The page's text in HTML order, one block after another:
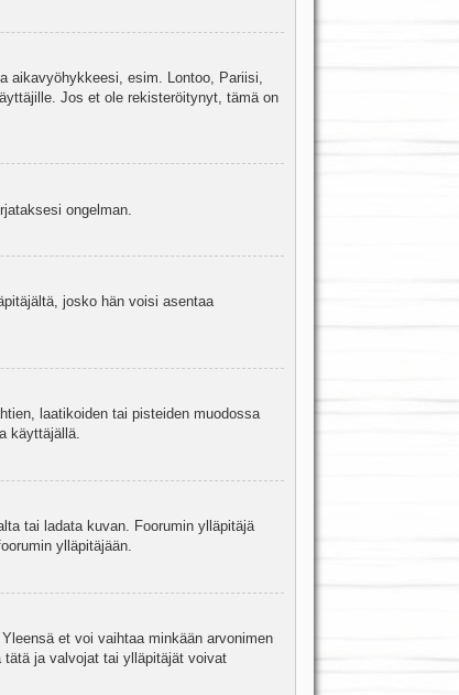
esim. Lontoo, Pariisi,
Jos et ole rekisteröitynyt, tämä on
ongelman.
josko hän voisi asentaa
laatikoiden tai pisteiden muodossa
käyttäjällä.
tai ladata kuvan. Foorumin ylläpitäjä
ylläpitäjään.
et voi vaihtaa minkään arvonimen
ja valvojat tai ylläpitäjät voivat